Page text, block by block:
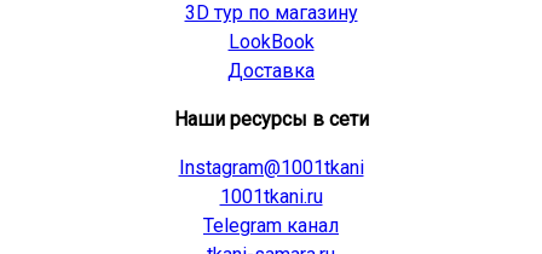
3D тур по магазину
LookBook
Доставка
Наши ресурсы в сети
Instagram@1001tkani
1001tkani.ru
Telegram канал